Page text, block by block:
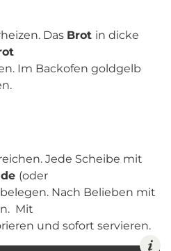
Das Brot in dicke
Im Backofen goldgelb
Jede Scheibe mit
(oder
Nach Belieben mit
Mit
und sofort servieren.